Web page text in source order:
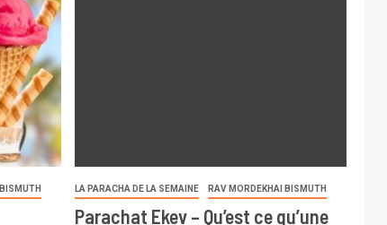
LA PARACHA DE LA SEMAINE RAV MORDEKHAI BISMUTH
Parachat Ekev – Qu’est ce qu’une